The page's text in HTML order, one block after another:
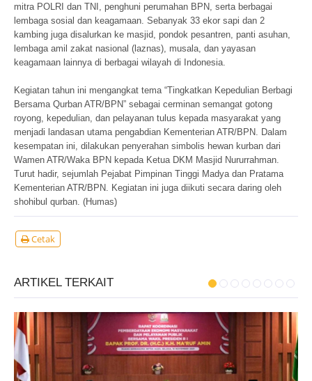
mitra POLRI dan TNI, penghuni perumahan BPN, serta berbagai
lembaga sosial dan keagamaan. Sebanyak 33 ekor sapi dan 2
kambing juga disalurkan ke masjid, pondok pesantren, panti asuhan,
lembaga amil zakat nasional (laznas), musala, dan yayasan
keagamaan lainnya di berbagai wilayah di Indonesia.
Kegiatan tahun ini mengangkat tema “Tingkatkan Kepedulian Berbagi
Bersama Qurban ATR/BPN” sebagai cerminan semangat gotong
royong, kepedulian, dan pelayanan tulus kepada masyarakat yang
menjadi landasan utama pengabdian Kementerian ATR/BPN. Dalam
kesempatan ini, dilakukan penyerahan simbolis hewan kurban dari
Wamen ATR/Waka BPN kepada Ketua DKM Masjid Nururrahman.
Turut hadir, sejumlah Pejabat Pimpinan Tinggi Madya dan Pratama
Kementerian ATR/BPN. Kegiatan ini juga diikuti secara daring oleh
shohibul qurban. (Humas)
Cetak
ARTIKEL TERKAIT